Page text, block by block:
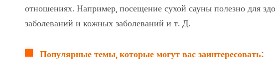
отношениях. Например, посещение сухой сауны полезно для
заболеваний и кожных заболеваний и т. Д.
Популярные темы, которые могут вас заинтересовать: